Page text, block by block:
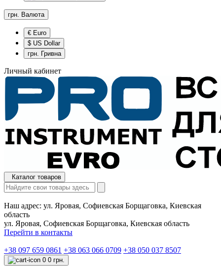
грн. Валюта
€ Euro
$ US Dollar
грн. Гривна
Личный кабинет
Каталог товаров
Наш адрес: ул. Яровая, Софиевская Борщаговка, Киевская
область
ул. Яровая, Софиевская Борщаговка, Киевская область
Перейти в контакты
+38 097 659 0861 +38 063 066 0709 +38 050 037 8507
0 0 грн.